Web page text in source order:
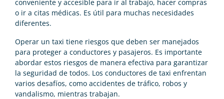
conveniente y accesible para ir al trabajo, hacer compras
o ir a citas médicas. Es útil para muchas necesidades
diferentes.
Operar un taxi tiene riesgos que deben ser manejados
para proteger a conductores y pasajeros. Es importante
abordar estos riesgos de manera efectiva para garantizar
la seguridad de todos. Los conductores de taxi enfrentan
varios desafíos, como accidentes de tráfico, robos y
vandalismo, mientras trabajan.